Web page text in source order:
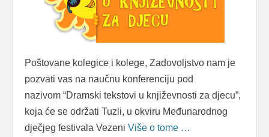
Poštovane kolegice i kolege, Zadovoljstvo nam je
pozvati vas na naučnu konferenciju pod
nazivom “Dramski tekstovi u književnosti za djecu”,
koja će se održati Tuzli, u okviru Međunarodnog
dječjeg festivala Vezeni Više o tome …